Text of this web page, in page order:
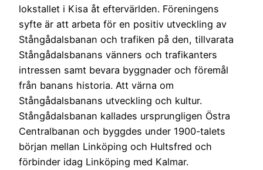
lokstallet i Kisa åt eftervärlden. Föreningens
syfte är att arbeta för en positiv utveckling av
Stångådalsbanan och trafiken på den, tillvarata
Stångådalsbanans vänners och trafikanters
intressen samt bevara byggnader och föremål
från banans historia. Att värna om
Stångådalsbanans utveckling och kultur.
Stångådalsbanan kallades ursprungligen Östra
Centralbanan och byggdes under 1900-talets
början mellan Linköping och Hultsfred och
förbinder idag Linköping med Kalmar.